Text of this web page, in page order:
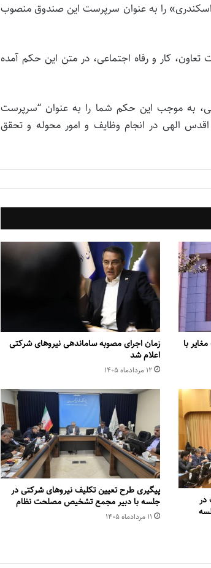
را به عنوان سرپرست این صندوق منصوب
تعاون، کار و رفاه اجتماعی، در متن این حکم آمده
به موجب این حکم شما را به عنوان “سرپرست
الهی در انجام وظایف و امور محوله و تحقق
با
زمان اجرای مصوبه ساماندهی نیروهای شرکتی
اعلام شد
۱۲ مرداد‌ماه ۱۴۰۵
در
پیگیری طرح تعیین تکلیف نیروهای شرکتی در
جلسه با دبیر مجمع تشخیص مصلحت نظام
۱۱ مرداد‌ماه ۱۴۰۵